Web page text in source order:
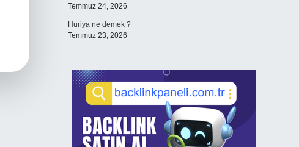
Temmuz 24, 2026
Huriya ne demek ?
Temmuz 23, 2026